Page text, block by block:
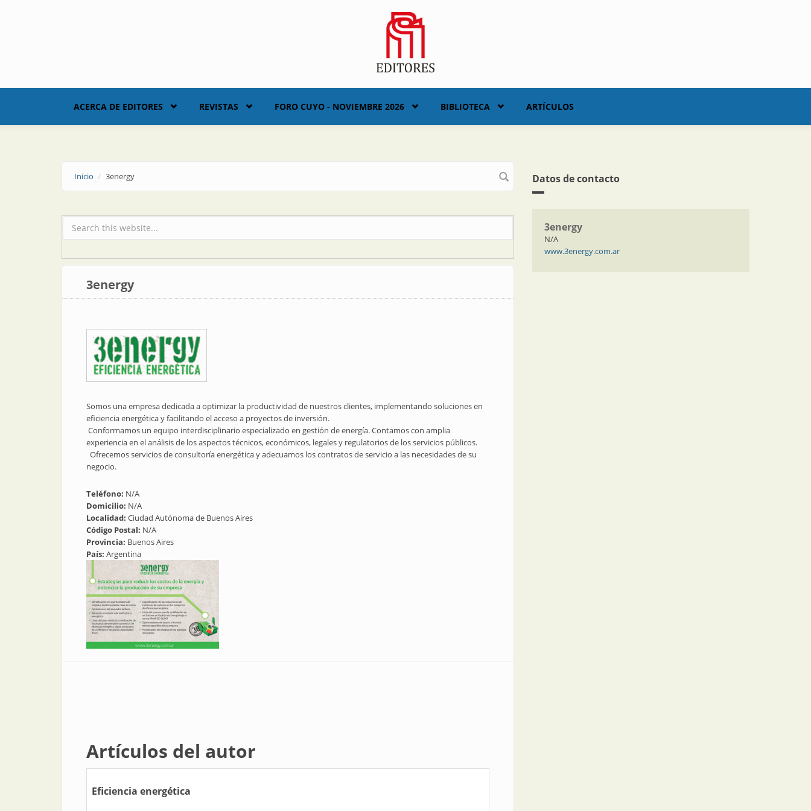
ACERCA DE EDITORES REVISTAS FORO CUYO - NOVIEMBRE 2026 BIBLIOTECA ARTÍCULOS
Inicio 3energy
Formulario de búsqueda
3energy
Somos una empresa dedicada a optimizar la productividad de nuestros clientes, implementando soluciones en
eficiencia energética y facilitando el acceso a proyectos de inversión.
​ Conformamos un equipo interdisciplinario especializado en gestión de energía. Contamos con amplia
experiencia en el análisis de los aspectos técnicos, económicos, legales y regulatorios de los servicios públicos.
​ ​ Ofrecemos servicios de consultoría energética y adecuamos los contratos de servicio a las necesidades de su
negocio.
Teléfono: N/A
Domicilio: N/A
Localidad: Ciudad Autónoma de Buenos Aires
Código Postal: N/A
Provincia: Buenos Aires
País: Argentina
Artículos del autor
Eficiencia energética
Datos de contacto
3energy
N/A
www.3energy.com.ar